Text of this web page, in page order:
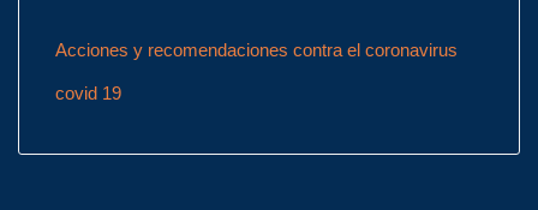
Acciones y recomendaciones contra el coronavirus
covid 19